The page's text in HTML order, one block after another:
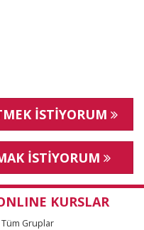
İSTİYORUM
İSTİYORUM
KURSLAR
Tüm Gruplar